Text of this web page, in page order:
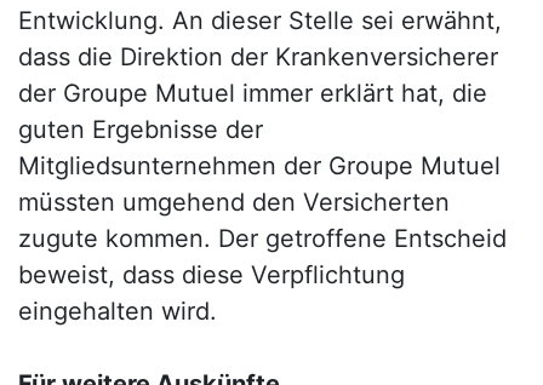
Entwicklung. An dieser Stelle sei erwähnt,
dass die Direktion der Krankenversicherer
der Groupe Mutuel immer erklärt hat, die
guten Ergebnisse der
Mitgliedsunternehmen der Groupe Mutuel
müssten umgehend den Versicherten
zugute kommen. Der getroffene Entscheid
beweist, dass diese Verpflichtung
eingehalten wird.